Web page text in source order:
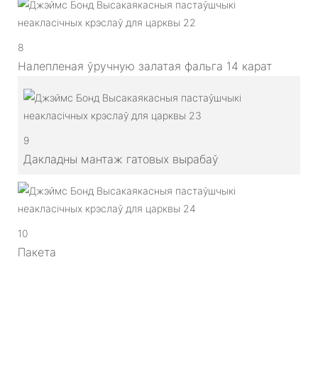
8
Налепленая ўручную залатая фальга 14 карат
9
Дакладны мантаж гатовых вырабаў
10
Пакета